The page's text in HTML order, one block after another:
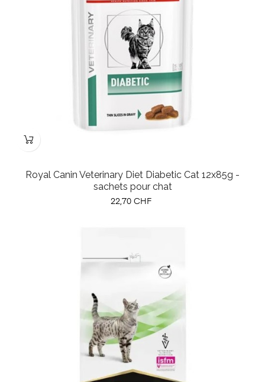
Royal Canin Veterinary Diet Diabetic Cat 12x85g -
sachets pour chat
Prix
22,70 CHF